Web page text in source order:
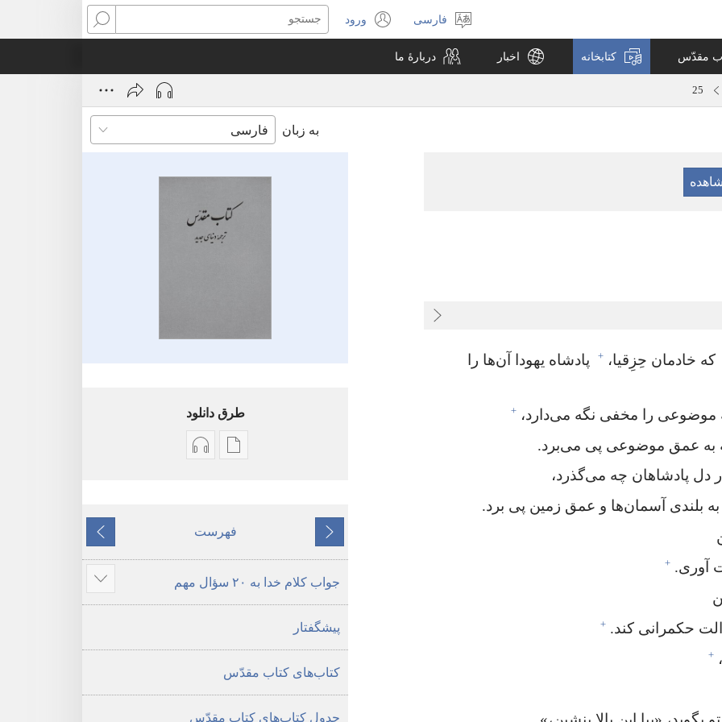
انتخاب
فارسی ورود
(پنجره‌ای
جستجو
مقدّس کتابخانه اخبار دربارهٔ ما
25
به زبان
که خادمان حِزِقیا،‏ +
پادشاه یهودا آن‌ها را
را مخفی نگه می‌دارد،‏ +
به عمق موضوعی پی می‌برد.‏
دل پادشاهان چه می‌گذرد،‏
بلندی آسمان‌ها و عمق زمین پی برد.‏
آوری.‏ +
حکمرانی کند.‏ +
+
طرق دانلود
گزینۀ
مقدّس
—‏
ترجمهٔ
دنیای
گزینۀ
مقدّس
—‏
ترجمهٔ
جدید
قبلی
فهرست
بعدی
جواب کلام خدا به ۲۰ سؤال مهم
نمای
پیشگفتار
کتاب‌های کتاب مقدّس
جدول کتاب‌های کتاب مقدّس